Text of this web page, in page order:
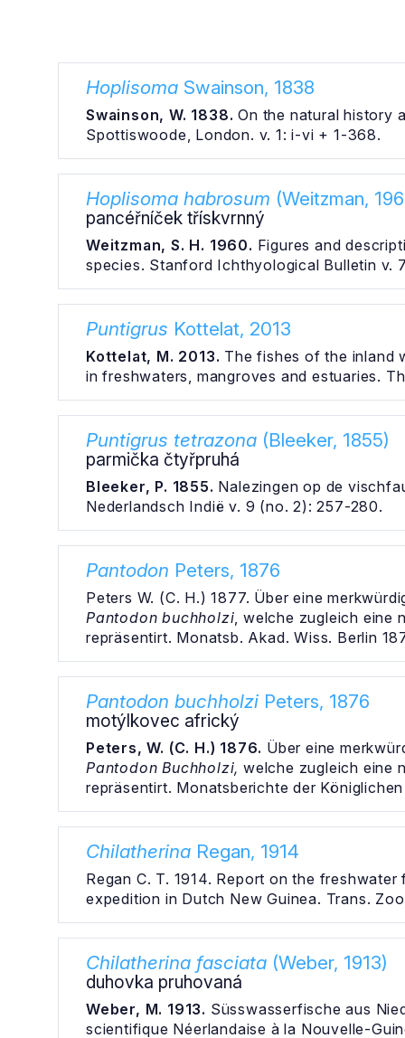
Hoplisoma Swainson, 1838
Swainson, W. 1838. On the natural history
Spottiswoode, London. v. 1: i-vi + 1-368.
Hoplisoma habrosum (Weitzman,
pancéřníček třískvrnný
Weitzman, S. H. 1960. Figures and
species. Stanford Ichthyological Bulletin v.
Puntigrus Kottelat, 2013
Kottelat, M. 2013. The fishes of the inland
in freshwaters, mangroves and estuaries.
Puntigrus tetrazona (Bleeker, 1855)
parmička čtyřpruhá
Bleeker, P. 1855. Nalezingen op de
Nederlandsch Indië v. 9 (no. 2): 257-280.
Pantodon Peters, 1876
Peters W. (C. H.) 1877. Über eine
Pantodon buchholzi, welche zugleich eine
repräsentirt. Monatsb. Akad. Wiss. Berlin
Pantodon buchholzi Peters, 1876
motýlkovec africký
Peters, W. (C. H.) 1876. Über eine
Pantodon Buchholzi, welche zugleich eine
repräsentirt. Monatsberichte der
Chilatherina Regan, 1914
Regan C. T. 1914. Report on the
expedition in Dutch New Guinea. Trans.
Chilatherina fasciata (Weber, 1913)
duhovka pruhovaná
Weber, M. 1913. Süsswasserfische aus
scientifique Néerlandaise à la Nouvelle-